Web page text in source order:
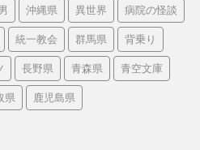
沖縄県 異世界 病院の怪談
統一教会 群馬県 背乗り
長野県 青森県 青空文庫
県 鹿児島県